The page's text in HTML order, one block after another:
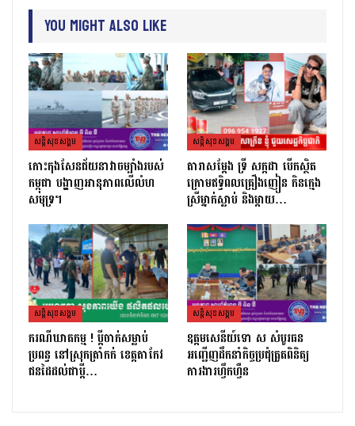
You Might Also Like
សន្តិសុខសង្គម
កោះកុងសែនជ័យនាវាចម្បាំងរបស់
កម្ពុជា បង្ហាញអានុភាពលើលំហ
សមុទ្រ។
សន្តិសុខសង្គម
តារាសម្ដែង ទ្រី សក្កដា បើកស្ថិត
ក្រោមឥទ្ធិពលគ្រឿងញៀន កិនក្មេង
ស្រីម្នាក់ស្លាប់ និងម្ដាយ…
សន្តិសុខសង្គម
ករណីឃាតកម្ម ! ប្ដីចាក់សម្លាប់
ប្រពន្ធ នៅស្រុកត្រាំកក់ ខេត្តតាកែវ
ជនដៃដល់ជាប្ដី…
សន្តិសុខសង្គម
ឧត្តមសេនីយ៍ទោ ស សំបូរធន
អញ្ជើញដឹកនាំកិច្ចប្រជុំត្រួតពិនិត្យ​
ការងារហ្វឹកហ្វឺន